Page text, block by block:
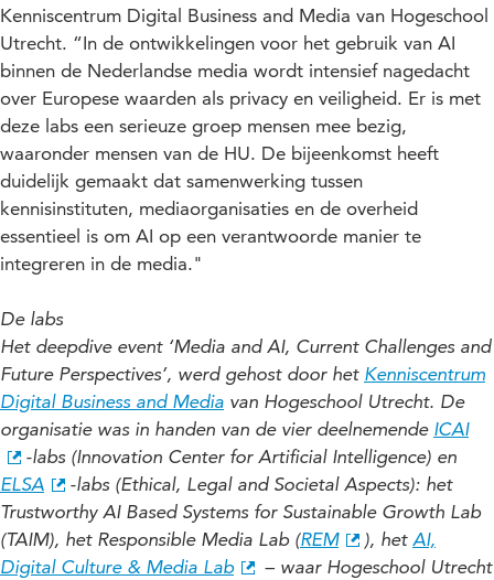
Kenniscentrum Digital Business and Media van Hogeschool
Utrecht. “In de ontwikkelingen voor het gebruik van AI
binnen de Nederlandse media wordt intensief nagedacht
over Europese waarden als privacy en veiligheid. Er is met
deze labs een serieuze groep mensen mee bezig,
waaronder mensen van de HU. De bijeenkomst heeft
duidelijk gemaakt dat samenwerking tussen
kennisinstituten, mediaorganisaties en de overheid
essentieel is om AI op een verantwoorde manier te
integreren in de media."
De labs
Het deepdive event ‘Media and AI, Current Challenges and
Future Perspectives’, werd gehost door het Kenniscentrum
Digital Business and Media van Hogeschool Utrecht. De
organisatie was in handen van de vier deelnemende ICAI
-labs (Innovation Center for Artificial Intelligence) en
ELSA
-labs (Ethical, Legal and Societal Aspects): het
Trustworthy AI Based Systems for Sustainable Growth Lab
(TAIM), het Responsible Media Lab (REM ), hetAI,
Digital Culture & Media Lab
– waar Hogeschool Utrecht